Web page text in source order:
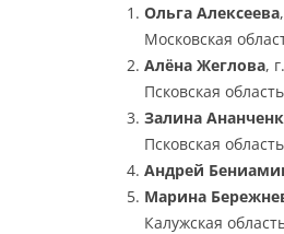
Ольга Алексеева
Московская
Алёна Жеглова,
Псковская область
Залина
Псковская область
Андрей
Марина
Калужская